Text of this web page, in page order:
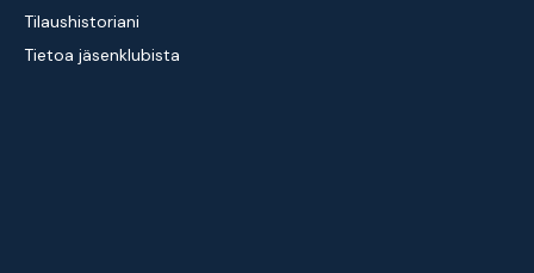
Tilaushistoriani
Tietoa jäsenklubista